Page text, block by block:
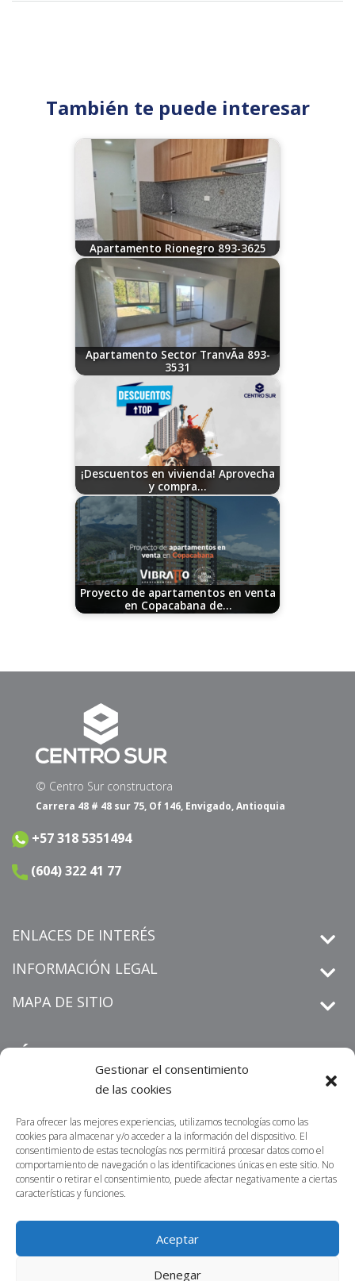
Gestionar el consentimiento
de las cookies
Para ofrecer las mejores experiencias, utilizamos tecnologías como las
cookies para almacenar y/o acceder a la información del dispositivo. El
consentimiento de estas tecnologías nos permitirá procesar datos como el
comportamiento de navegación o las identificaciones únicas en este sitio. No
consentir o retirar el consentimiento, puede afectar negativamente a ciertas
características y funciones.
Aceptar
Denegar
También te puede interesar
Apartamento Rionegro 893-3625
07/30/2026
Apartamento Sector TranvÃ­a 893-
3531
07/30/2026
¡Descuentos en vivienda! Aprovecha
y compra…
08/04/2023
Proyecto de apartamentos en venta
en Copacabana de…
© Centro Sur constructora
Carrera 48 # 48 sur 75, Of 146, Envigado, Antioquia
+57 318 5351494
(604) 322 41 77
ENLACES DE INTERÉS
INFORMACIÓN LEGAL
MAPA DE SITIO
SÍGUENOS
Informamos que losderechos de peticiónque sean
radicados por un medio distinto al establecido en nuestra sitio
webhttps://centrosur.co/clientes/,La dirección
electrónica o física para notificaciones judiciales no serán
contactarnos por nuestros canales oficiales; nuestro propósito
es atender sus requerimientos en la menor brevedad posible.